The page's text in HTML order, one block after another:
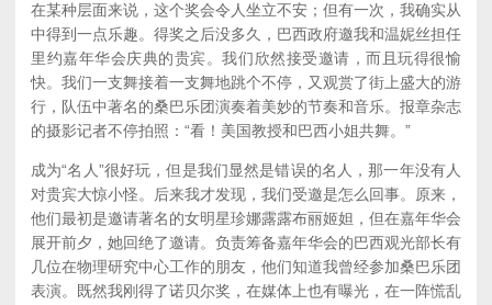
在某种层面来说，这个奖会令人坐立不安；但有一次，我确实从
中得到一点乐趣。得奖之后没多久，巴西政府邀我和温妮丝担任
里约嘉年华会庆典的贵宾。我们欣然接受邀请，而且玩得很愉
快。我们一支舞接着一支舞地跳个不停，又观赏了街上盛大的游
行，队伍中著名的桑巴乐团演奏着美妙的节奏和音乐。报章杂志
的摄影记者不停拍照：“看！美国教授和巴西小姐共舞。”
成为“名人”很好玩，但是我们显然是错误的名人，那一年没有人
对贵宾大惊小怪。后来我才发现，我们受邀是怎么回事。原来，
他们最初是邀请著名的女明星珍娜露露布丽姬妲，但在嘉年华会
展开前夕，她回绝了邀请。负责筹备嘉年华会的巴西观光部长有
几位在物理研究中心工作的朋友，他们知道我曾经参加桑巴乐团
表演。既然我刚得了诺贝尔奖，在媒体上也有曝光，在一阵慌乱